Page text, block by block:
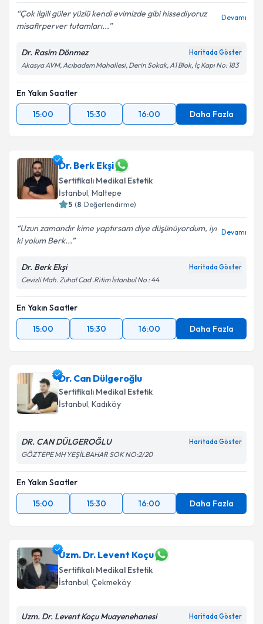
Çok ilgili güler yüzlü kendi evimizde gibi hissediyoruz
misafirperver tutamları...
Devamı
Dr. Rasim Dönmez Haritada Göster
Akasya AVM, Acıbadem Mahallesi, Derin Sokak, A1 Blok, İç Kapı No: 183
En Yakın Saatler
15:00
15:30 16:00 Daha Fazla
Dr. Berk Ekşi
Sertifikalı Medikal Estetik
İstanbul, Maltepe
5 (8 Değerlendirme)
Uzun zamandır kime yaptırsam diye düşünüyordum, iyi
ki yolum Berk...
Devamı
Dr. Berk Ekşi Haritada Göster
Cevizli Mah. Zuhal Cad .Ritim İstanbul No : 44
En Yakın Saatler
15:00
15:30 16:00 Daha Fazla
Dr. Can Dülgeroğlu
Sertifikalı Medikal Estetik
İstanbul, Kadıköy
DR. CAN DÜLGEROĞLU Haritada Göster
GÖZTEPE MH YEŞİLBAHAR SOK NO:2/20
En Yakın Saatler
15:00
15:30 16:00 Daha Fazla
Uzm. Dr. Levent Koçu
Sertifikalı Medikal Estetik
İstanbul, Çekmeköy
Uzm. Dr. Levent Koçu Muayenehanesi Haritada Göster